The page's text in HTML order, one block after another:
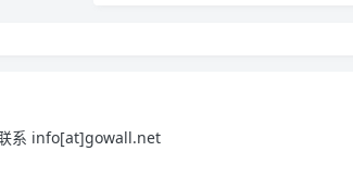
联系 info[at]gowall.net